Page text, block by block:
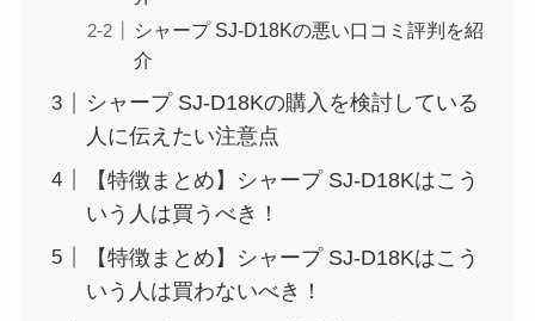
シャープ SJ-D18Kの悪い口コミ評判を紹
介
シャープ SJ-D18Kの購入を検討している
人に伝えたい注意点
【特徴まとめ】シャープ SJ-D18Kはこう
いう人は買うべき！
【特徴まとめ】シャープ SJ-D18Kはこう
いう人は買わないべき！